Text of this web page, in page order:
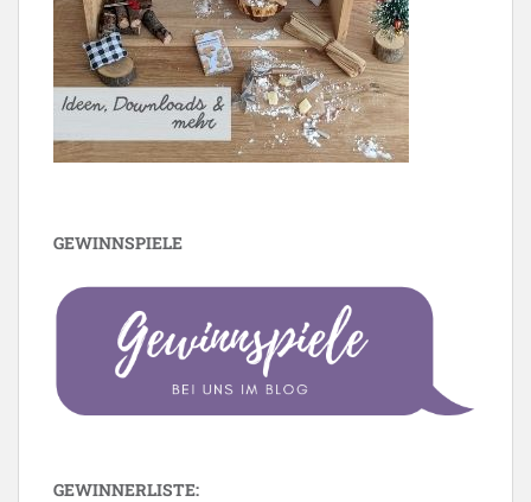
GEWINNSPIELE
GEWINNERLISTE: